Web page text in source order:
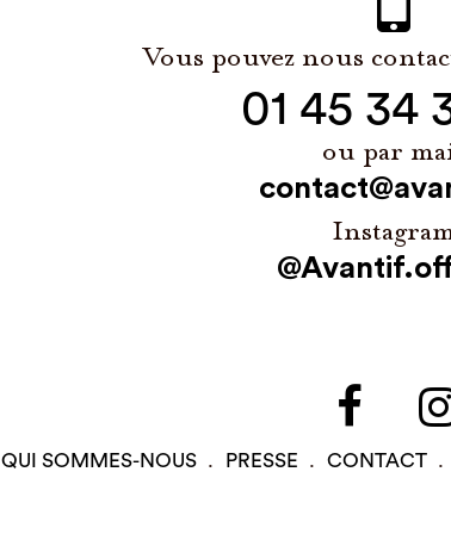
Vous pouvez nous
01 45 34
ou par
Instagram
QUI SOMMES-NOUS PRESSE CONTACT